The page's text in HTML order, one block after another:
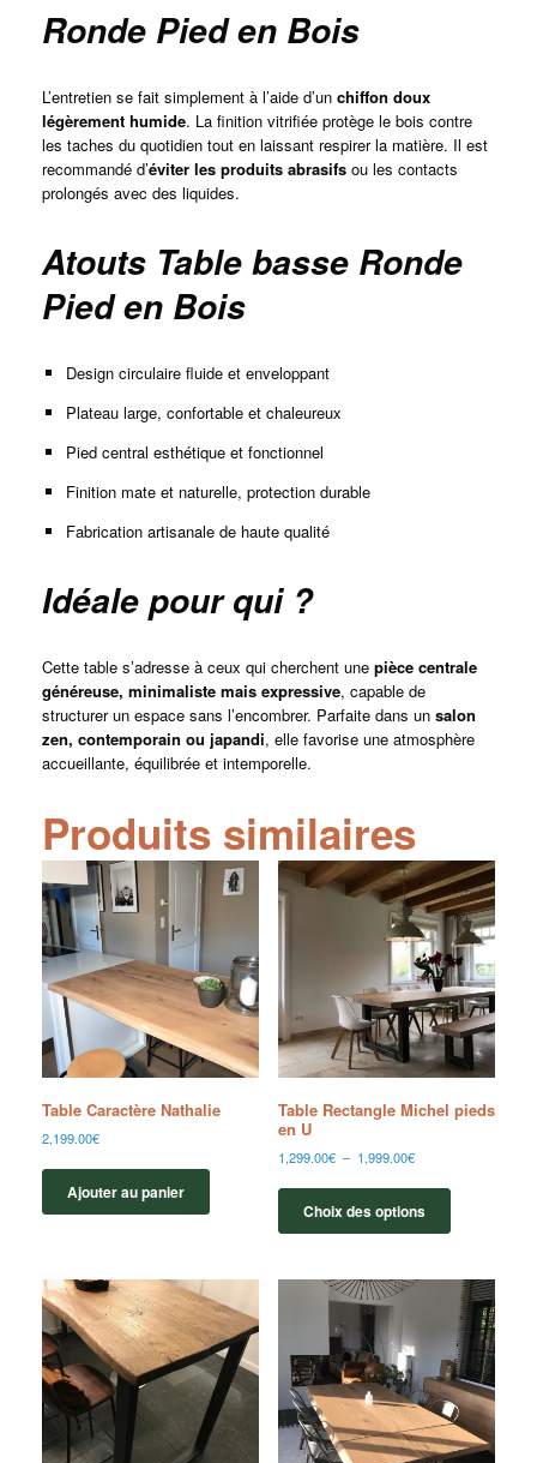
Ronde Pied en Bois
L’entretien se fait simplement à l’aide d’un chiffon doux
légèrement humide. La finition vitrifiée protège le bois contre
les taches du quotidien tout en laissant respirer la matière. Il est
recommandé d’éviter les produits abrasifs ou les contacts
prolongés avec des liquides.
Atouts Table basse Ronde
Pied en Bois
Design circulaire fluide et enveloppant
Plateau large, confortable et chaleureux
Pied central esthétique et fonctionnel
Finition mate et naturelle, protection durable
Fabrication artisanale de haute qualité
Idéale pour qui ?
Cette table s’adresse à ceux qui cherchent une pièce centrale
généreuse, minimaliste mais expressive, capable de
structurer un espace sans l’encombrer. Parfaite dans un salon
zen, contemporain ou japandi, elle favorise une atmosphère
accueillante, équilibrée et intemporelle.
Produits similaires
Table Caractère Nathalie
2,199.00€
Ajouter au panier
Table Rectangle Michel pieds
en U
1,299.00€ – 1,999.00€
Choix des options